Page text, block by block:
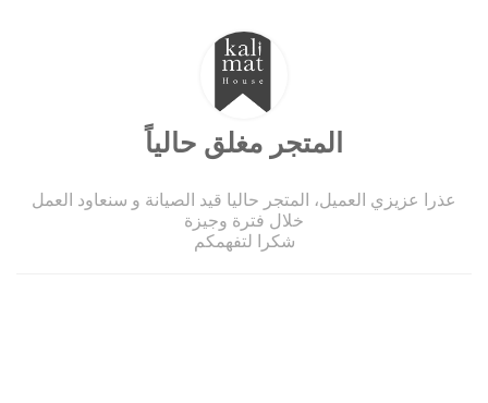
المتجر مغلق حالياً
عذرا عزيزي العميل، المتجر حاليا قيد الصيانة و سنعاود العمل
خلال فترة وجيزة
شكرا لتفهمكم